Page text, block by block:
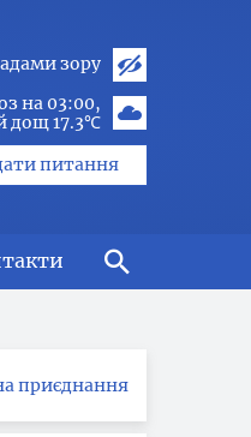
зору
на 03:00
дощ 17.3℃
питання
приєднання